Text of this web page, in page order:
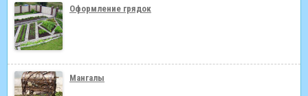
Оформление грядок
Мангалы